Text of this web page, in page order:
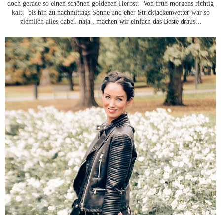
doch gerade so einen schönen goldenen Herbst: Von früh morgens richtig
kalt, bis hin zu nachmittags Sonne und eher Strickjackenwetter war so
ziemlich alles dabei. naja , machen wir einfach das Beste draus...